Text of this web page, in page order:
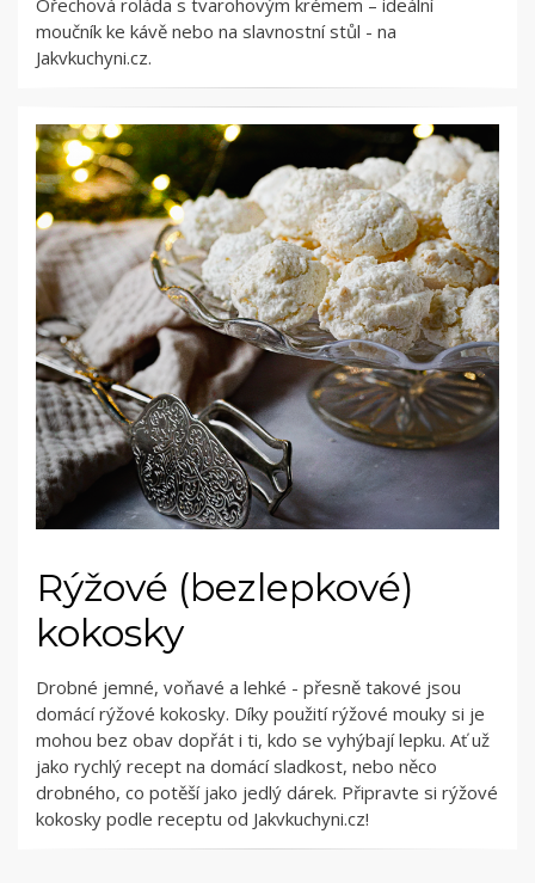
Ořechová roláda s tvarohovým krémem – ideální
moučník ke kávě nebo na slavnostní stůl - na
Jakvkuchyni.cz.
Rýžové (bezlepkové)
kokosky
Drobné jemné, voňavé a lehké - přesně takové jsou
domácí rýžové kokosky. Díky použití rýžové mouky si je
mohou bez obav dopřát i ti, kdo se vyhýbají lepku. Ať už
jako rychlý recept na domácí sladkost, nebo něco
drobného, co potěší jako jedlý dárek. Připravte si rýžové
kokosky podle receptu od Jakvkuchyni.cz!